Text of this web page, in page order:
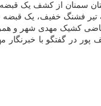
کشف یک قبضه سلاح شکاری قاچاق
فشنگ خفیف، یک قبضه
کشیک مهدی شهر و
پور در گفتگو با